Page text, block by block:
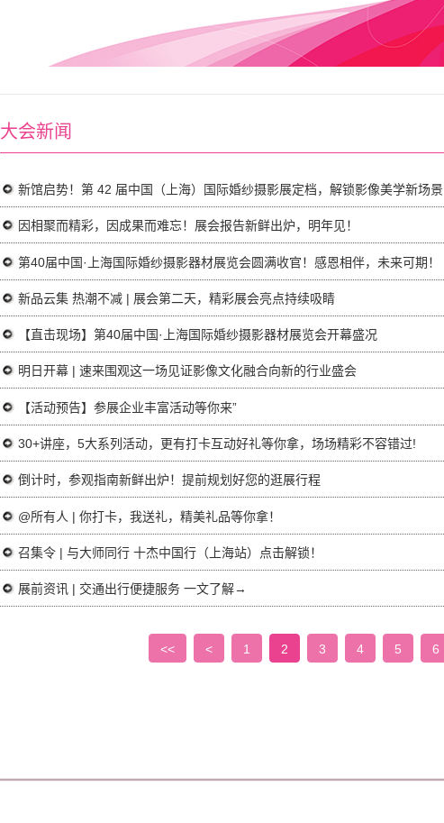
大会新闻
新馆启势！第 42 届中国（上海）国际婚纱摄影展定档，解锁影像美学新场景
因相聚而精彩，因成果而难忘！展会报告新鲜出炉，明年见！
第40届中国·上海国际婚纱摄影器材展览会圆满收官！感恩相伴，未来可期！
新品云集 热潮不减 | 展会第二天，精彩展会亮点持续吸睛
【直击现场】第40届中国·上海国际婚纱摄影器材展览会开幕盛况
明日开幕 | 速来围观这一场见证影像文化融合向新的行业盛会
【活动预告】参展企业丰富活动等你来”
30+讲座，5大系列活动，更有打卡互动好礼等你拿，场场精彩不容错过!
倒计时，参观指南新鲜出炉！提前规划好您的逛展行程
@所有人 | 你打卡，我送礼，精美礼品等你拿！
召集令 | 与大师同行 十杰中国行（上海站）点击解锁！
展前资讯 | 交通出行便捷服务 一文了解→
<< < 1 2 3 4 5 6